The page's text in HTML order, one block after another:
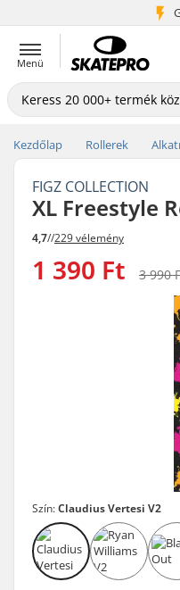
Menü
Kezdőlap Rollerek
FIGZ COLLECTION
XL Freestyle
4,7//229 vélemény
1 390 Ft 3 990
Szín:Claudius Vertesi V2